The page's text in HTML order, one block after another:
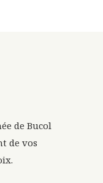
de Bucol
de vos